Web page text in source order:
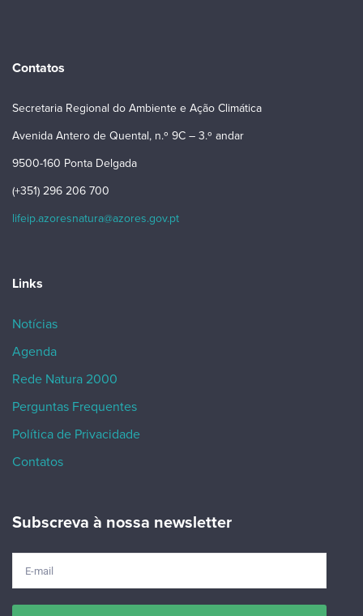
Contatos
Secretaria Regional do Ambiente e Ação Climática
Avenida Antero de Quental, n.º 9C – 3.º andar
9500-160 Ponta Delgada
(+351) 296 206 700
lifeip.azoresnatura@azores.gov.pt
Links
Notícias
Agenda
Rede Natura 2000
Perguntas Frequentes
Política de Privacidade
Contatos
Subscreva à nossa newsletter